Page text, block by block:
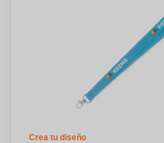
Crea tu diseño